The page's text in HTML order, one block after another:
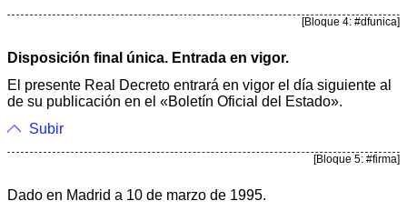
[Bloque 4: #dfunica]
Disposición final única. Entrada en vigor.
El presente Real Decreto entrará en vigor el día siguiente al
de su publicación en el «Boletín Oficial del Estado».
Subir
[Bloque 5: #firma]
Dado en Madrid a 10 de marzo de 1995.